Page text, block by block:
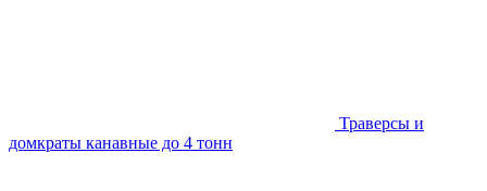
Траверсы и
домкраты канавные до 4 тонн